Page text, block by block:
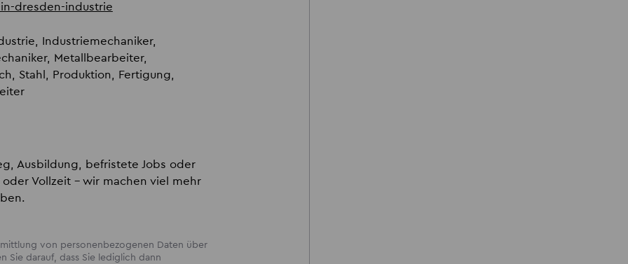
dresden-industrie
Industriemechaniker,
Metallbearbeiter,
Stahl, Produktion, Fertigung,
Ausbildung, befristete Jobs oder
Vollzeit – wir machen viel mehr
von personenbezogenen Daten über
Sie darauf, dass Sie lediglich dann